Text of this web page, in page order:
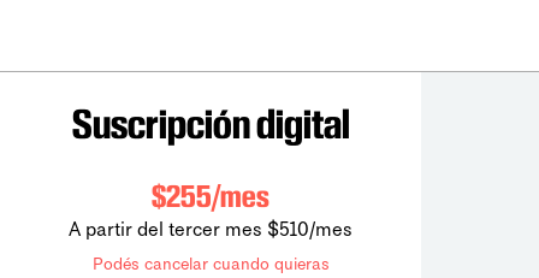
Suscripción digital
$255/mes
A partir del tercer mes $510/mes
Podés cancelar cuando quieras